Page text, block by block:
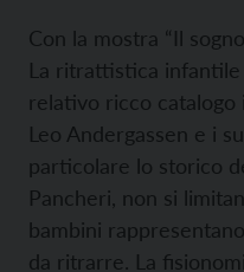
Con la mostra “Il
La ritrattistica infantile
relativo ricco
Leo Andergassen e i
particolare lo storico
Pancheri, non si
bambini
da ritrarre. La